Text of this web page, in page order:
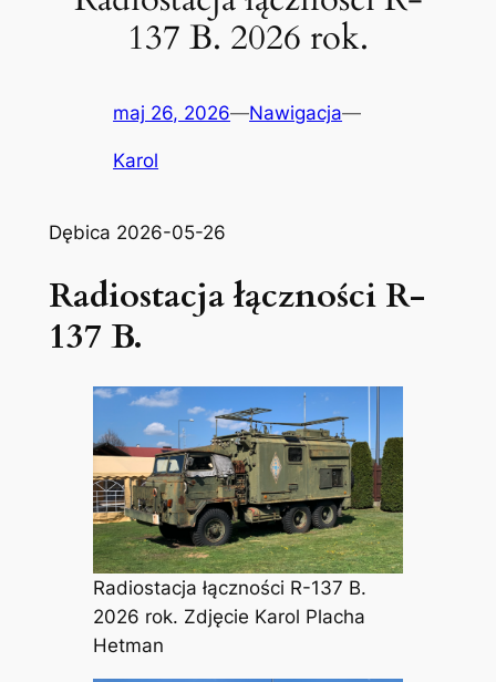
137 B. 2026 rok.
maj 26, 2026—Nawigacja—
Karol
Dębica 2026-05-26
Radiostacja łączności R-
137 B.
Radiostacja łączności R-137 B.
2026 rok. Zdjęcie Karol Placha
Hetman